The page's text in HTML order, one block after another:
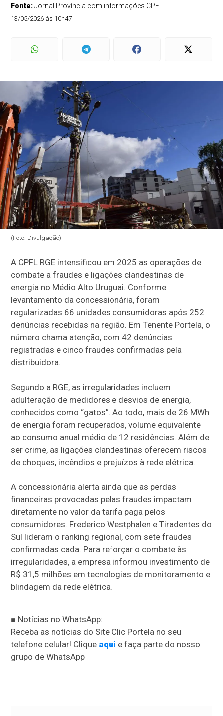
Fonte:Jornal Província com informações CPFL
13/05/2026 às 10h47
(Foto: Divulgação)
A CPFL RGE intensificou em 2025 as operações de
combate a fraudes e ligações clandestinas de
energia no Médio Alto Uruguai. Conforme
levantamento da concessionária, foram
regularizadas 66 unidades consumidoras após 252
denúncias recebidas na região. Em Tenente Portela, o
número chama atenção, com 42 denúncias
registradas e cinco fraudes confirmadas pela
distribuidora.
Segundo a RGE, as irregularidades incluem
adulteração de medidores e desvios de energia,
conhecidos como “gatos”. Ao todo, mais de 26 MWh
de energia foram recuperados, volume equivalente
ao consumo anual médio de 12 residências. Além de
ser crime, as ligações clandestinas oferecem riscos
de choques, incêndios e prejuízos à rede elétrica.
A concessionária alerta ainda que as perdas
financeiras provocadas pelas fraudes impactam
diretamente no valor da tarifa paga pelos
consumidores. Frederico Westphalen e Tiradentes do
Sul lideram o ranking regional, com sete fraudes
confirmadas cada. Para reforçar o combate às
irregularidades, a empresa informou investimento de
R$ 31,5 milhões em tecnologias de monitoramento e
blindagem da rede elétrica.
■ Notícias no WhatsApp:
Receba as notícias do Site Clic Portela no seu
telefone celular! Clique aqui e faça parte do nosso
grupo de WhatsApp